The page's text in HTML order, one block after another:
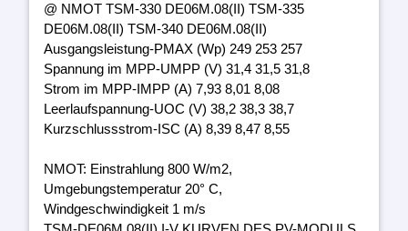
@ NMOT TSM-330 DE06M.08(II) TSM-335
DE06M.08(II) TSM-340 DE06M.08(II)
Ausgangsleistung-PMAX (Wp) 249 253 257
Spannung im MPP-UMPP (V) 31,4 31,5 31,8
Strom im MPP-IMPP (A) 7,93 8,01 8,08
Leerlaufspannung-UOC (V) 38,2 38,3 38,7
Kurzschlussstrom-ISC (A) 8,39 8,47 8,55
NMOT: Einstrahlung 800 W/m2,
Umgebungstemperatur 20° C,
Windgeschwindigkeit 1 m/s